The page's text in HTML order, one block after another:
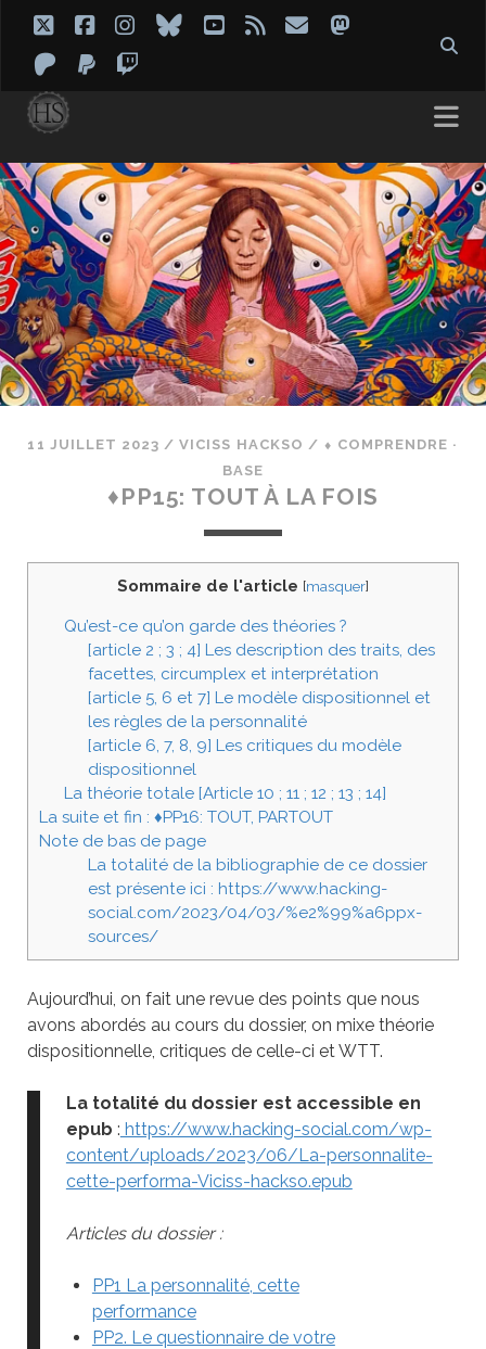
twitterfacebook
instagram
blueskyyoutube
rss emailmastodon
patreon
paypal
11 JUILLET 2023 /VICISS HACKSO / ⬧ COMPRENDRE ·
BASE
♦PP15: TOUT À LA FOIS
Sommaire de l'article [masquer]
Qu’est-ce qu’on garde des théories ?
[article 2 ; 3 ; 4] Les description des traits, des
facettes, circumplex et interprétation
[article 5, 6 et 7] Le modèle dispositionnel et
les règles de la personnalité
[article 6, 7, 8, 9] Les critiques du modèle
dispositionnel
La théorie totale [Article 10 ; 11 ; 12 ; 13 ; 14]
La suite et fin : ♦PP16: TOUT, PARTOUT
Note de bas de page
La totalité de la bibliographie de ce dossier
est présente ici : https://www.hacking-
social.com/2023/04/03/%e2%99%a6ppx-
sources/
Aujourd’hui, on fait une revue des points que nous
avons abordés au cours du dossier, on mixe théorie
dispositionnelle, critiques de celle-ci et WTT.
La totalité du dossier est accessible en
epub : https://www.hacking-social.com/wp-
content/uploads/2023/06/La-personnalite-
cette-performa-Viciss-hackso.epub
Articles du dossier :
PP1 La personnalité, cette
performance
PP2. Le questionnaire de votre